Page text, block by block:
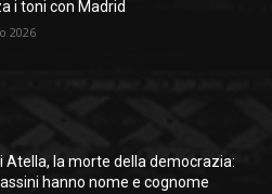
i toni con Madrid
2026
Atella, la morte della democrazia:
hanno nome e cognome